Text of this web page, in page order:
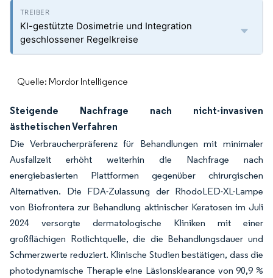
KI-gestützte Dosimetrie und Integration
geschlossener Regelkreise
Quelle: Mordor Intelligence
Steigende Nachfrage nach nicht-invasiven
ästhetischen Verfahren
Die Verbraucherpräferenz für Behandlungen mit minimaler
Ausfallzeit erhöht weiterhin die Nachfrage nach
energiebasierten Plattformen gegenüber chirurgischen
Alternativen. Die FDA-Zulassung der RhodoLED-XL-Lampe
von Biofrontera zur Behandlung aktinischer Keratosen im Juli
2024 versorgte dermatologische Kliniken mit einer
großflächigen Rotlichtquelle, die die Behandlungsdauer und
Schmerzwerte reduziert. Klinische Studien bestätigen, dass die
photodynamische Therapie eine Läsionsklearance von 90,9 %